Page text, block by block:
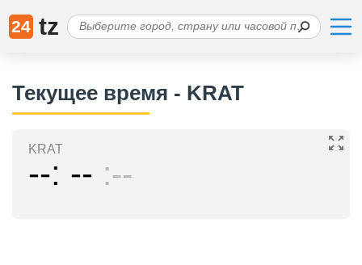
24 tz
Текущее время - KRAT
KRAT
-- -- --